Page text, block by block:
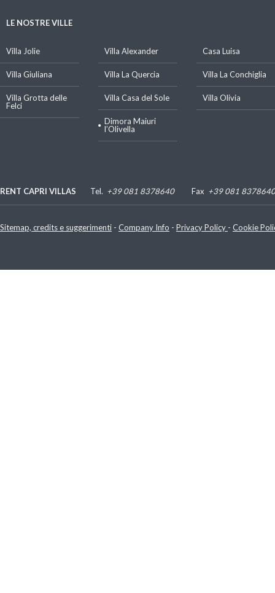
LE NOSTRE VILLE
Villa Jolie Villa Alexander Casa Luisa
Villa Giuliana Villa La Quercia Villa La Conchiglia
Villa Grotta delle
Felci
Villa Casa del Sole Villa Olivia
Dimora Maiuri
l’Olivella
RENT CAPRI VILLAS Tel. +39 081 8378640 Fax +39 081 8378640
Sitemap, credits e suggerimenti - Company Info - Privacy Policy - Cookie
Via Lo Palazzo, 30 - 80073 Capri (Napoli) - Italy